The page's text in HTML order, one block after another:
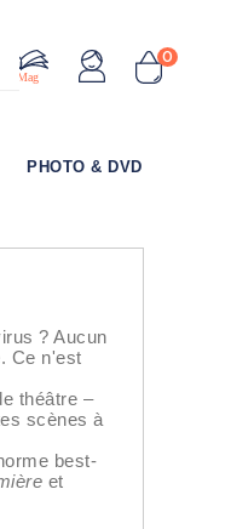
0
Le Mag
PHOTO & DVD
? Aucun
Ce n'est
théâtre –
scènes à
best-
et